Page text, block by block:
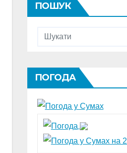
ПОШУК
ПОГОДА